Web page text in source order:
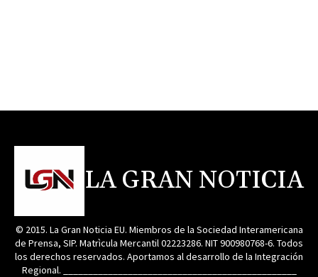
LA GRAN NOTICIA
© 2015. La Gran Noticia EU. Miembros de la Sociedad Interamericana
de Prensa, SIP. Matrìcula Mercantil 02223286. NIT 900980768-6. Todos
los derechos reservados. Aportamos al desarrollo de la Integración
Regional. _______________________________________________